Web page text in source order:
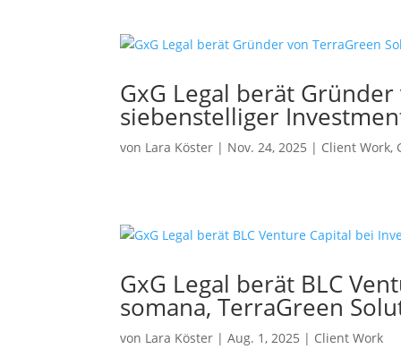
Buy-
Pro
GxG Legal berät
siebenstelliger
von Lara Köster | Nov. 24, 2025 | Client Work,
GxG Legal berät BLC
somana, TerraGreen
von Lara Köster |Aug. 1, 2025 | Client Work